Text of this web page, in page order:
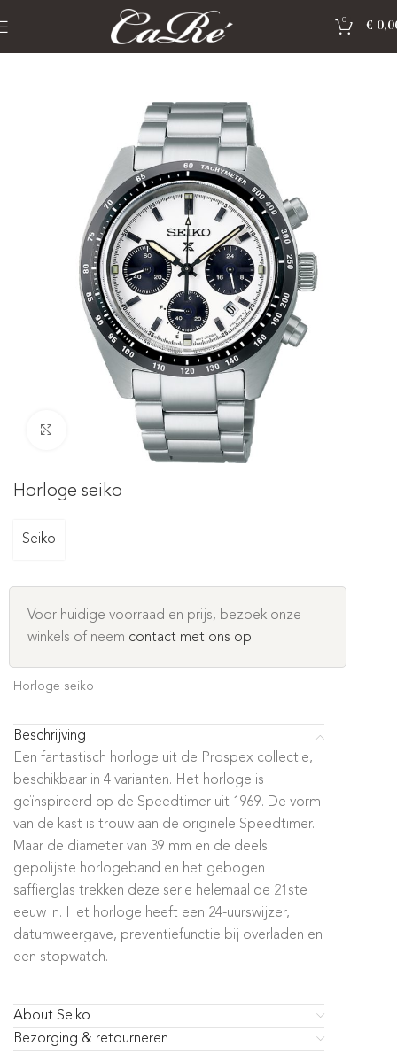
0
€
Horloge seiko
Click to enlarge
Horloge seiko
Seiko
Voor huidige voorraad en prijs, bezoek onze
winkels of neem contact met ons op
Horloge seiko
Beschrijving
Een fantastisch horloge uit de Prospex collectie,
beschikbaar in 4 varianten. Het horloge is
geïnspireerd op de Speedtimer uit 1969. De vorm
van de kast is trouw aan de originele Speedtimer.
Maar de diameter van 39 mm en de deels
gepolijste horlogeband en het gebogen
saffierglas trekken deze serie helemaal de 21ste
eeuw in. Het horloge heeft een 24-uurswijzer,
datumweergave, preventiefunctie bij overladen en
een stopwatch.
About Seiko
Bezorging & retourneren